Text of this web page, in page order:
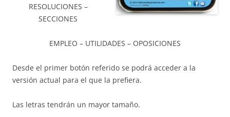
RESOLUCIONES –
SECCIONES
EMPLEO – UTILIDADES – OPOSICIONES
Desde el primer botón referido se podrá acceder a la
versión actual para el que la prefiera.
Las letras tendrán un mayor tamaño.